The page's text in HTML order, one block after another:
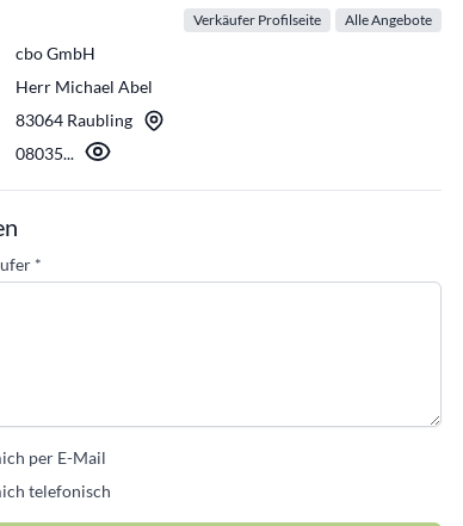
Verkäufer Profilseite Alle Angebote
cbo GmbH
Herr Michael Abel
83064 Raubling
08035...
*
per E-Mail
telefonisch